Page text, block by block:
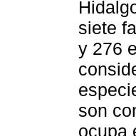
siete
y 276
son
ocupa